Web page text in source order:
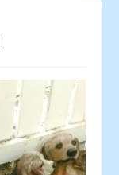
〇 〇
28
〇
29
〇